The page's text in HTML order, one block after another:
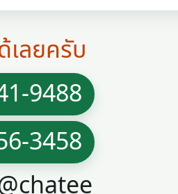
เลยครับ
9488
3458